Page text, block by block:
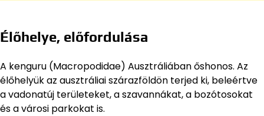
Élőhelye, előfordulása
A kenguru (Macropodidae) Ausztráliában őshonos. Az
élőhelyük az ausztráliai szárazföldön terjed ki, beleértve
a vadonatúj területeket, a szavannákat, a bozótosokat
és a városi parkokat is.